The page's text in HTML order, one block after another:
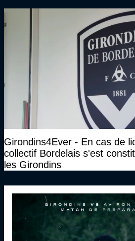
Girondins4Ever - En cas de
collectif Bordelais s'est
les Girondins